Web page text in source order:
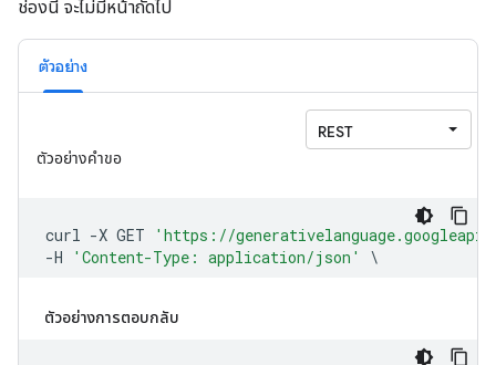
ช่องนี้ จะไม่มีหน้าถัดไป
ตัวอย่าง
ตัวอย่างการตอบกลับ